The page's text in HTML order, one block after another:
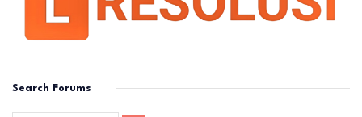
Search Forums